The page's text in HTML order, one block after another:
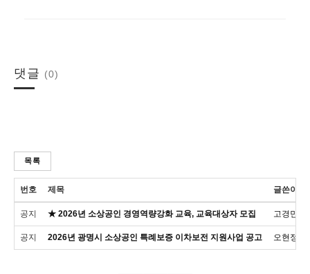
댓글 (0)
목록
번호 제목 글쓴이
공지 ★ 2026년 소상공인 경영역량강화 교육, 교육대상자 모집 고경민
공지 2026년 광명시 소상공인 특례보증 이차보전 지원사업 공고 오현정